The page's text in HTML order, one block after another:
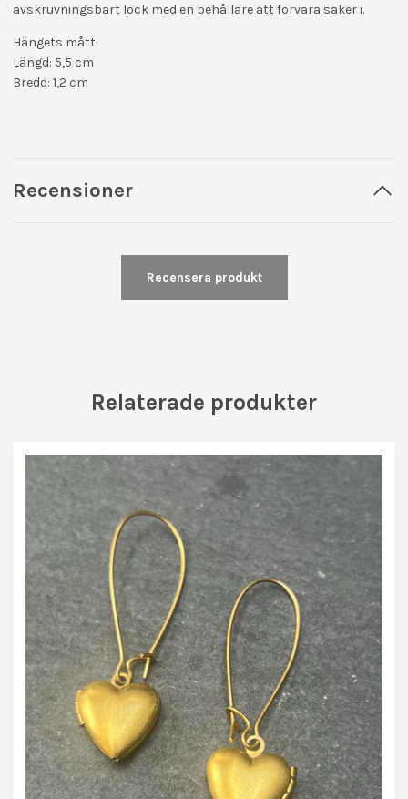
avskruvningsbart lock med en behållare att förvara saker i.
Hängets mått:
Längd: 5,5 cm
Bredd: 1,2 cm
Recensioner
Recensera produkt
Relaterade produkter